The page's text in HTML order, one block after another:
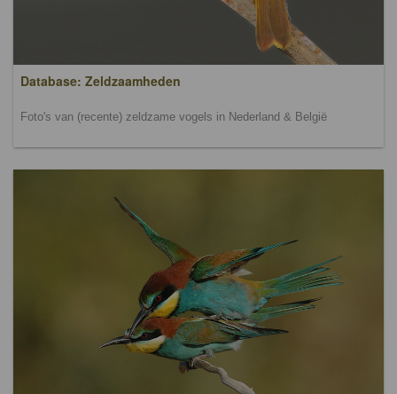
Database: Zeldzaamheden
Foto's van (recente) zeldzame vogels in Nederland & België